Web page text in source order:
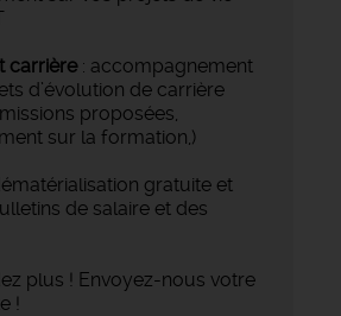
carrière: accompagnement
d’évolution de carrière
proposées,
sur la formation,)
gratuite et
de salaire et des
plus ! Envoyez-nous votre
!